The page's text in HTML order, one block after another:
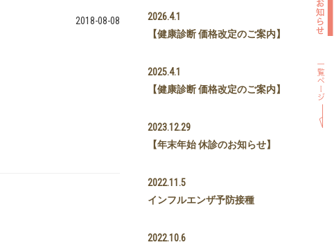
2018-08-08
2026.4.1
【健康診断 価格改定のご案内】
2025.4.1
【健康診断 価格改定のご案内】
2023.12.29
【年末年始 休診のお知らせ】
2022.11.5
インフルエンザ予防接種
2022.10.6